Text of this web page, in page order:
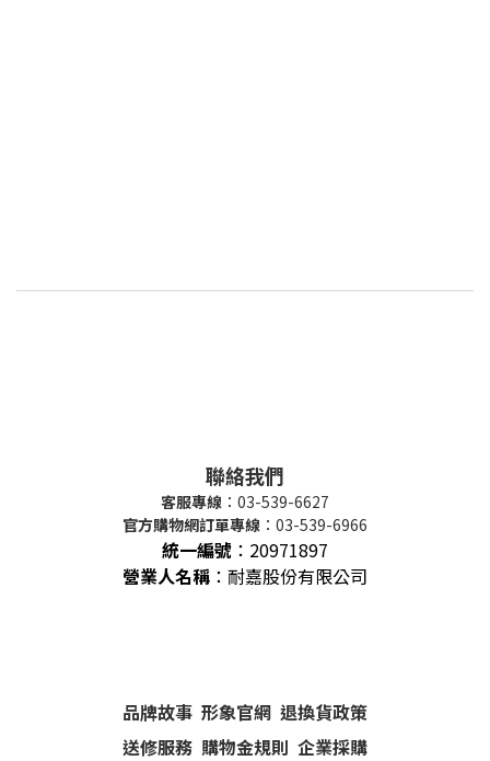
聯絡我們
客服專線 ：03-539-6627
官方購物網訂單專線 ：03-539-6966
統一編號 ： 20971897
營業人名稱 ：耐嘉股份有限公司
品牌故事 形象官網 退換貨政策
送修服務 購物金規則 企業採購